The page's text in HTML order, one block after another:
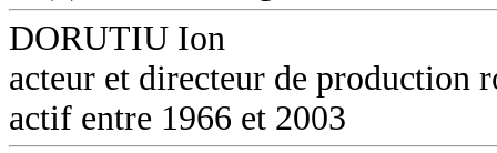
DORUTIU Ion
acteur et directeur de production
actif entre 1966 et 2003